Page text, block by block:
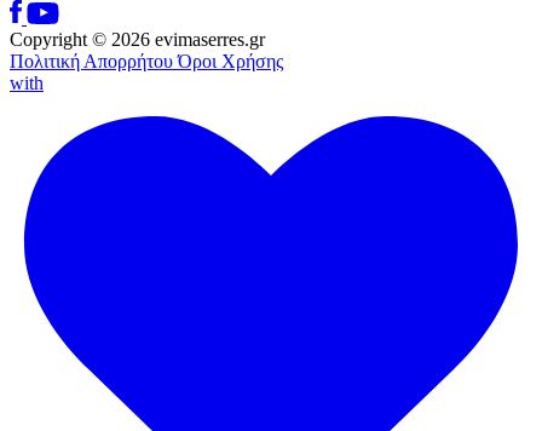
Copyright © 2026 evimaserres.gr
Πολιτική ΑπορρήτουΌροι Χρήσης
with